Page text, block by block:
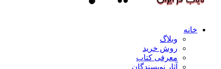
خانه
وبلاگ
روش خرید
معرفی کتاب
آثار نویسندگان